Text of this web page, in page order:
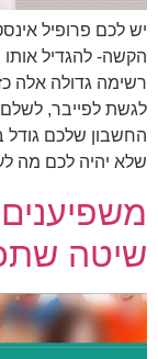
יש לכם פרופיל
הקשה- להגדיל
רשימה גדולה אלה
החשבון שלכם
שלא יהיה לכם מה
שיטה